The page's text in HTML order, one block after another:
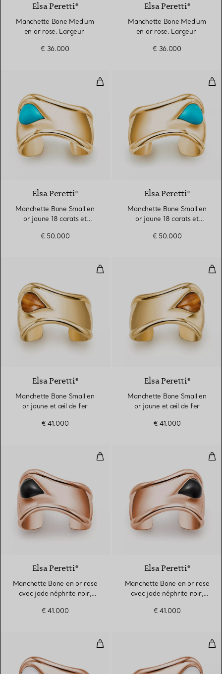
Elsa Peretti®
Manchette Bone Medium
en or rose. Largeur
€ 36.000
Elsa Peretti®
Manchette Bone Medium
en or rose. Largeur
€ 36.000
Manchette Bone Small en or
2 Matériaux
Elsa Peretti®
Manchette Bone Small en
or jaune 18 carats et
€ 50.000
Elsa Peretti®
Manchette Bone Small en
or jaune 18 carats et
€ 50.000
Manchette Bone Small en or
Elsa Peretti®
Manchette Bone Small en
or jaune et œil de fer
€ 41.000
Elsa Peretti®
Manchette Bone Small en
or jaune et œil de fer
€ 41.000
Manchette Bone en or rose
Elsa Peretti®
Manchette Bone en or rose
avec jade néphrite noir,
€ 41.000
Elsa Peretti®
Manchette Bone en or rose
avec jade néphrite noir,
€ 41.000
Manchette Bone en or rose